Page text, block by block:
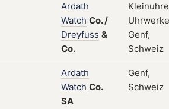
Ardath
Watch Co./
Dreyfuss &
Co.
Genf,
Schweiz
Ardath
Watch Co.
SA
Genf,
Schweiz